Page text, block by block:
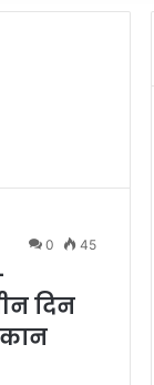
0 45
दिन